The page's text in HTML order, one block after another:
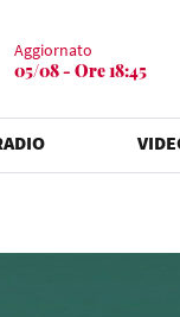
Aggiornato
05/08 - Ore 18:45